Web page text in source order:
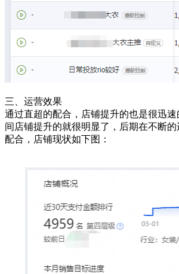
三、运营效果
通过直超的配合，店铺提升的也是很迅
间店铺提升的就很明显了，后期在不断
配合，店铺现状如下图：